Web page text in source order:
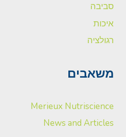
סביבה
איכות
רגולציה
משאבים
Merieux Nutriscience
News and Articles